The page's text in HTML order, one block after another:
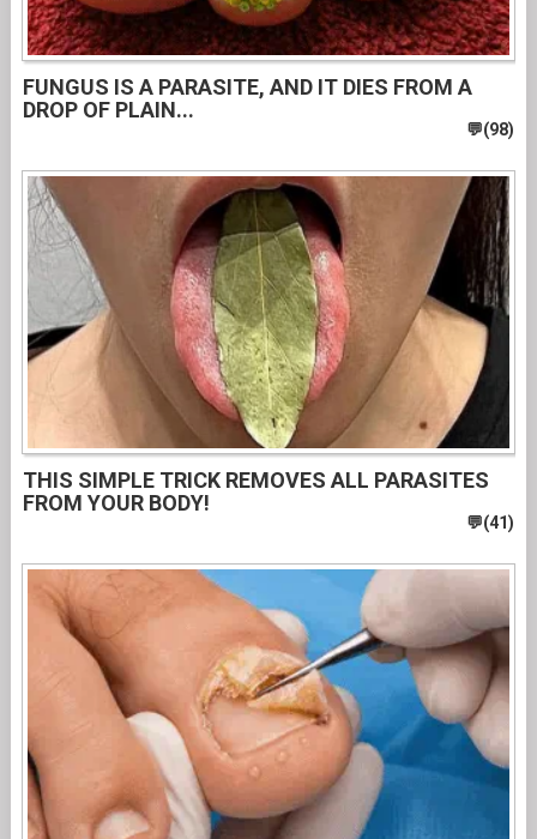
FUNGUS IS A PARASITE, AND IT DIES FROM A
DROP OF PLAIN...
THIS SIMPLE TRICK REMOVES ALL PARASITES
FROM YOUR BODY!